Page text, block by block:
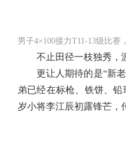
男子4×100接力T11-13级比
不止田径一枝独秀
更让人期待的是“新
弟已经在标枪、铁饼、
岁小将李江辰初露锋芒，